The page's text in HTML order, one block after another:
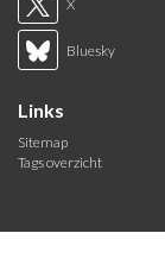
X
Bluesky
Links
Sitemap
Tags overzicht